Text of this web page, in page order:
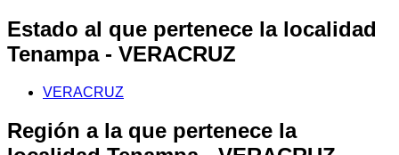
Estado al que pertenece la localidad
Tenampa - VERACRUZ
VERACRUZ
Región a la que pertenece la